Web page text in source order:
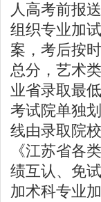
人高考前报
组织专业加
案，考后按
总分，艺术
业省录取最
考试院单独
线由录取院
《江苏省各
绩互认、免
加术科专业